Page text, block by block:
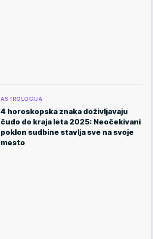
ASTROLOGIJA
4 horoskopska znaka doživljavaju
čudo do kraja leta 2025: Neočekivani
poklon sudbine stavlja sve na svoje
mesto